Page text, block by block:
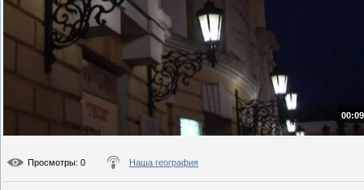
Просмотры: 0 Наша география